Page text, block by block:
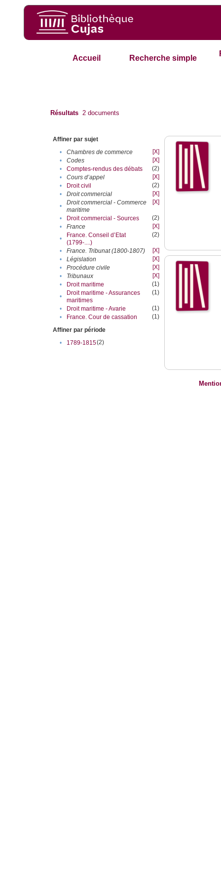
Accueil Recherche simple
Résultats 2 documents
Affiner par sujet
•
Chambres de commerce
[X]
•
Codes
[X]
•
Comptes-rendus des débats
(2)
•
Cours d’appel
[X]
•
Droit civil
(2)
•
Droit commercial
[X]
•
Droit commercial - Commerce
maritime
[X]
• Droit commercial - Sources
(2)
•
France
[X]
•
France. Conseil d’Etat
(1799-....)
(2)
• France. Tribunat (1800-1807)
[X]
•
Législation
[X]
•
Procédure civile
[X]
•
Tribunaux
[X]
•
Droit maritime
(1)
•
Droit maritime - Assurances
maritimes
(1)
• Droit maritime - Avarie
(1)
•
France. Cour de cassation
(1)
Affiner par période
•
1789-1815(2)